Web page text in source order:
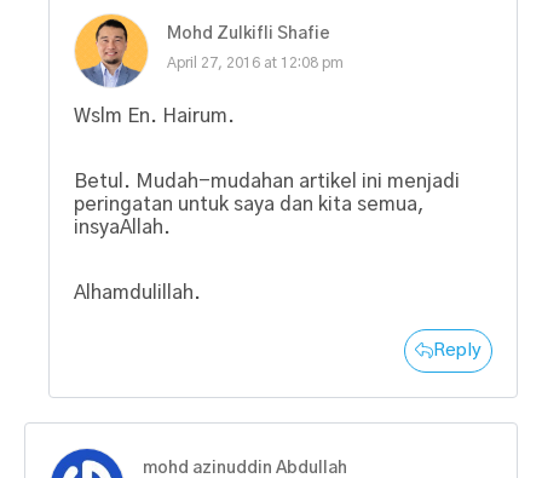
Mohd Zulkifli Shafie
April 27, 2016 at 12:08 pm
Wslm En. Hairum.
Betul. Mudah-mudahan artikel ini menjadi
peringatan untuk saya dan kita semua,
insyaAllah.
Alhamdulillah.
Reply
mohd azinuddin Abdullah